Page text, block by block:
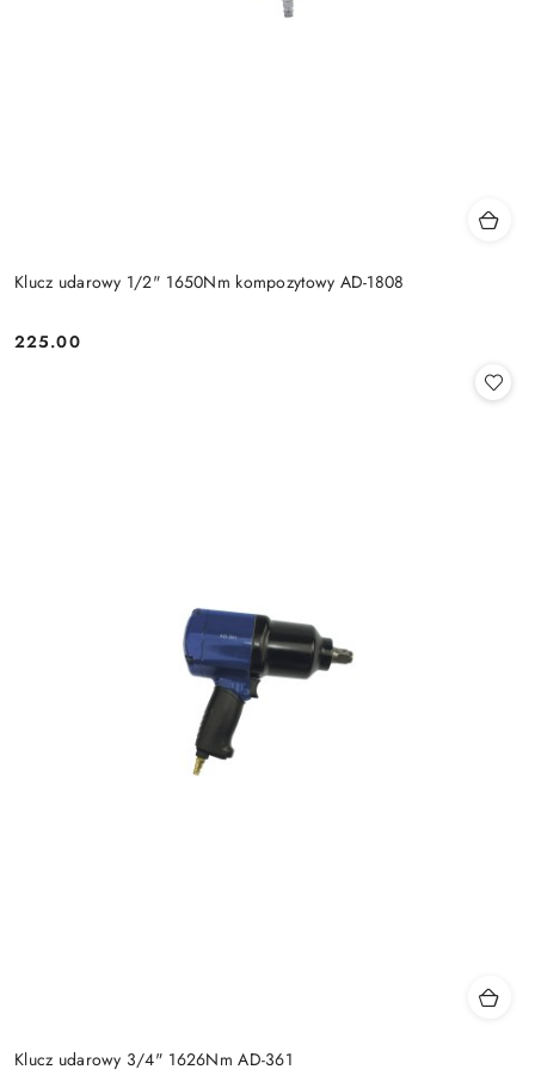
Klucz udarowy 1/2" 1650Nm kompozytowy AD-1808
Cena:
225.00
Klucz udarowy 3/4" 1626Nm AD-361